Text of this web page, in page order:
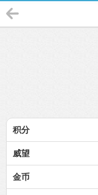
积分
威望
金币